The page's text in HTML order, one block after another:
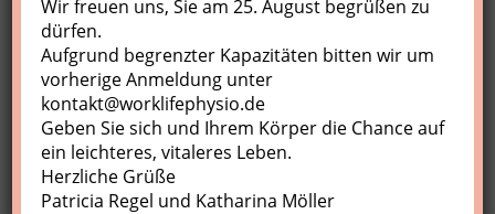
Meine Buchungen
Abmelden
Wir freuen uns, Sie am 25. August begrüßen zu
dürfen.
Aufgrund begrenzter Kapazitäten bitten wir um
vorherige Anmeldung unter
kontakt@worklifephysio.de
Geben Sie sich und Ihrem Körper die Chance auf
ein leichteres, vitaleres Leben.
Herzliche Grüße
Patricia Regel und Katharina Möller